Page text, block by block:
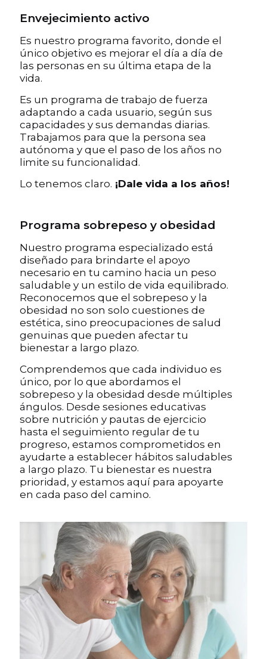
Envejecimiento activo
Es nuestro programa favorito, donde el
único objetivo es mejorar el día a día de
las personas en su última etapa de la
vida.
Es un programa de trabajo de fuerza
adaptando a cada usuario, según sus
capacidades y sus demandas diarias.
Trabajamos para que la persona sea
autónoma y que el paso de los años no
limite su funcionalidad.
Lo tenemos claro. ¡Dale vida a los años!
Programa sobrepeso y obesidad
Nuestro programa especializado está
diseñado para brindarte el apoyo
necesario en tu camino hacia un peso
saludable y un estilo de vida equilibrado.
Reconocemos que el sobrepeso y la
obesidad no son solo cuestiones de
estética, sino preocupaciones de salud
genuinas que pueden afectar tu
bienestar a largo plazo.
Comprendemos que cada individuo es
único, por lo que abordamos el
sobrepeso y la obesidad desde múltiples
ángulos. Desde sesiones educativas
sobre nutrición y pautas de ejercicio
hasta el seguimiento regular de tu
progreso, estamos comprometidos en
ayudarte a establecer hábitos saludables
a largo plazo. Tu bienestar es nuestra
prioridad, y estamos aquí para apoyarte
en cada paso del camino.